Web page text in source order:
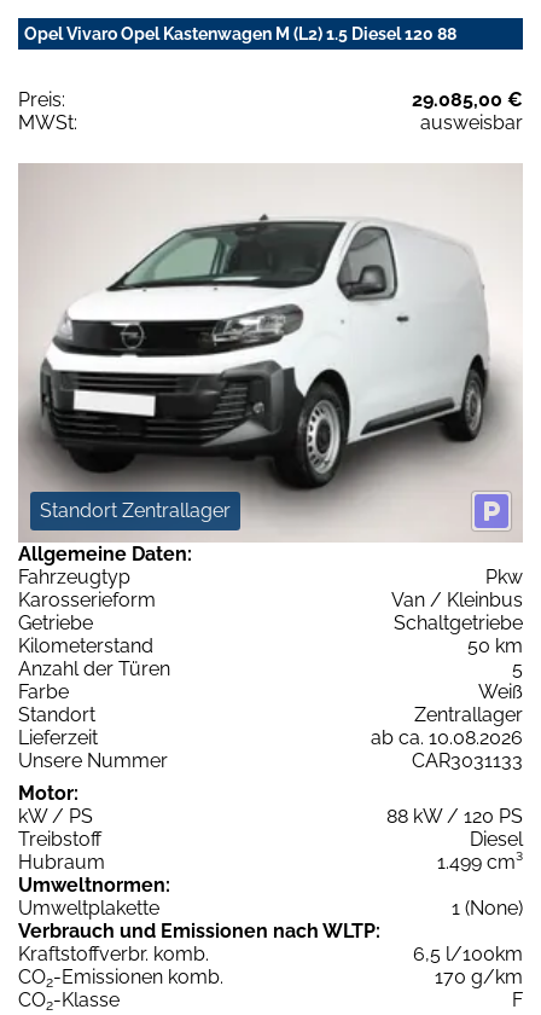
Opel Vivaro Opel Kastenwagen M (L2) 1.5 Diesel 120 88
Preis:
29.085,00 €
MWSt:
ausweisbar
Standort Zentrallager
Allgemeine Daten:
Fahrzeugtyp
Pkw
Karosserieform
Van / Kleinbus
Getriebe
Schaltgetriebe
Kilometerstand
50 km
Anzahl der Türen
5
Farbe
Weiß
Standort
Zentrallager
Lieferzeit
ab ca. 10.08.2026
Unsere Nummer
CAR3031133
Motor:
kW / PS
88 kW / 120 PS
Treibstoff
Diesel
Hubraum
1.499 cm³
Umweltnormen:
Umweltplakette
1 (None)
Verbrauch und Emissionen nach WLTP:
Kraftstoffverbr. komb.
6,5 l/100km
CO2-Emissionen komb.
170 g/km
CO2-Klasse
F